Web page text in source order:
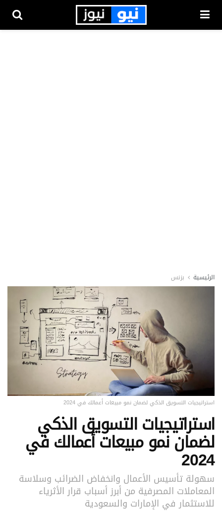
الرئيسية بزنس
استراتيجيات التسويق الذكي لضمان نمو مبيعات أعمالك في 2024
استراتيجيات التسويق الذكي
لضمان نمو مبيعات أعمالك في
2024
سهولة تأسيس الأعمال وانخفاض الضرائب وسلاسة
المعاملات المصرفية من أبرز أسباب قرار الأثرياء
للاستثمار في الإمارات والسعودية